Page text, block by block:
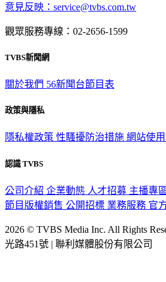
意見反映：service@tvbs.com.tw
觀眾服務專線：02-2656-1599
TVBS新聞網
關於我們 56新聞台節目表
政策與隱私
隱私權政策 性騷擾防治措施 網站使
認識 TVBS
公司介紹 企業動態 人才招募 主播專區
節目版權銷售 公開招標 業務服務 官
2026 © TVBS Media Inc. All Rights
光路451號 | 聯利媒體股份有限公司